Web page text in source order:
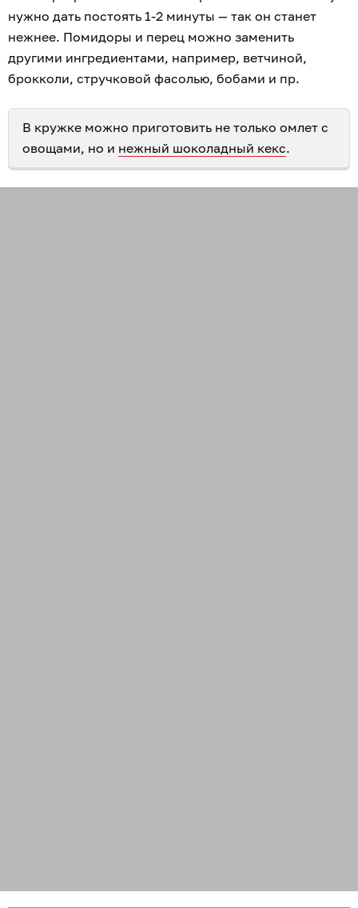
нужно дать постоять 1-2 минуты — так он станет
нежнее. Помидоры и перец можно заменить
другими ингредиентами, например, ветчиной,
брокколи, стручковой фасолью, бобами и пр.
В кружке можно приготовить не только омлет с
овощами, но и нежный шоколадный кекс.